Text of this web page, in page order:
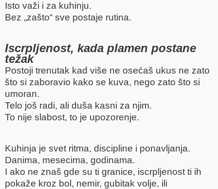
Isto važi i za kuhinju.
Bez „zašto“ sve postaje rutina.
Iscrpljenost, kada plamen postane
težak
Postoji trenutak kad više ne osećaš ukus ne zato
što si zaboravio kako se kuva, nego zato što si
umoran.
Telo još radi, ali duša kasni za njim.
To nije slabost, to je upozorenje.
Kuhinja je svet ritma, discipline i ponavljanja.
Danima, mesecima, godinama.
I ako ne znaš gde su ti granice, iscrpljenost ti ih
pokaže kroz bol, nemir, gubitak volje, ili